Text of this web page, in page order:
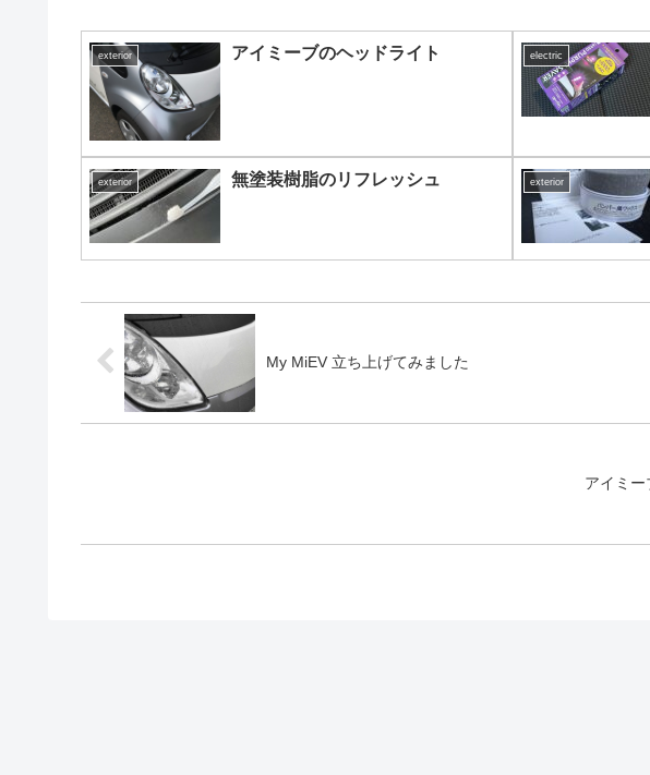
exterior アイミーブのヘッドライト electric
exterior 無塗装樹脂のリフレッシュ exterior
My MiEV 立ち上げてみました
アイミー